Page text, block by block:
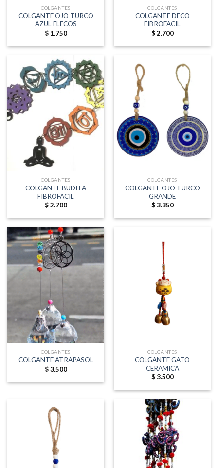
COLGANTES
COLGANTE OJO TURCO
AZUL FLECOS
$1.750
COLGANTES
COLGANTE DECO
FIBROFACIL
$2.700
COLGANTES
COLGANTE BUDITA
FIBROFACIL
$2.700
COLGANTES
COLGANTE OJO TURCO
GRANDE
$3.350
COLGANTES
COLGANTE ATRAPASOL
$3.500
COLGANTES
COLGANTE GATO
CERAMICA
$3.500